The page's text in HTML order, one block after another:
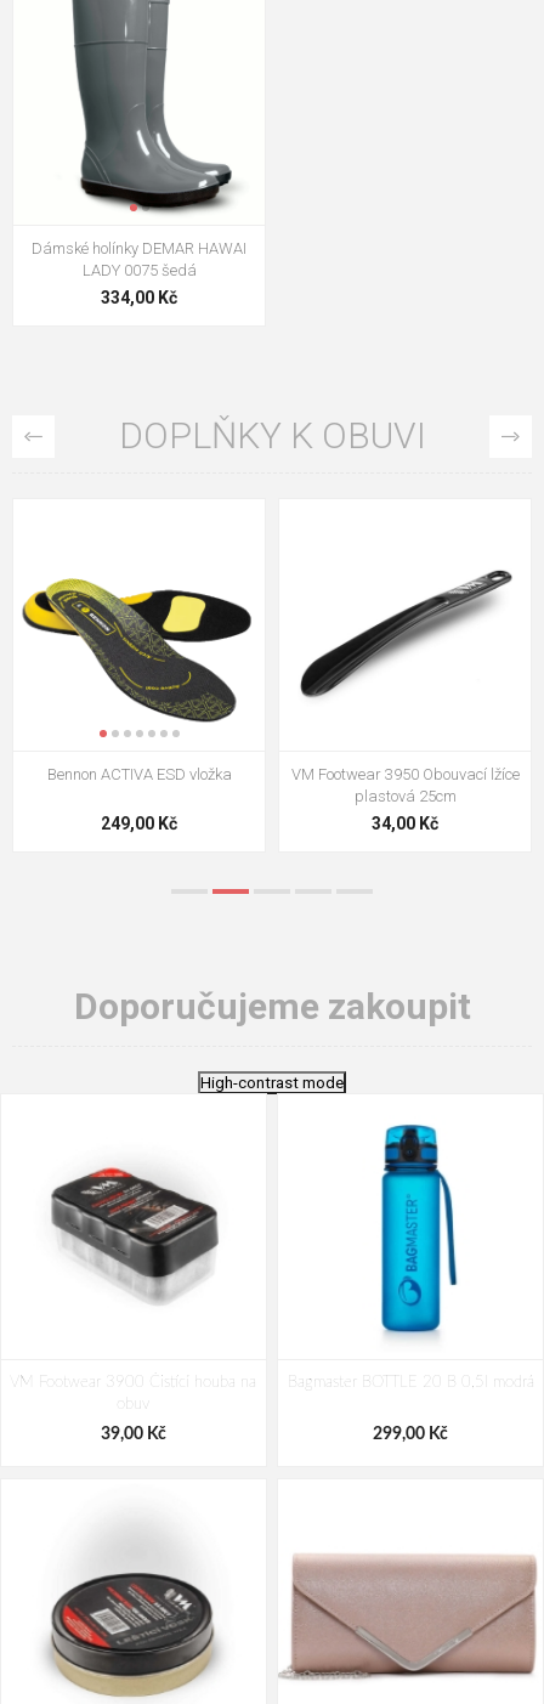
Dámské holínky DEMAR HAWAI
LADY 0075 šedá
334,00 Kč
DOPLŇKY K OBUVI
VM Footwear 3009 Vkládací stélka
124,00 Kč
VM Footwear 3102 Tkaničky
ploché
18,70 Kč
Doporučujeme zakoupit
High-contrast mode
VM Footwear 3900 Čistící houba na
obuv
39,00 Kč
Bagmaster BOTTLE 20 B 0,5l modrá
299,00 Kč